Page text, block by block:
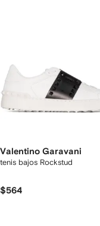
Valentino Garavani
tenis bajos Rockstud
$564